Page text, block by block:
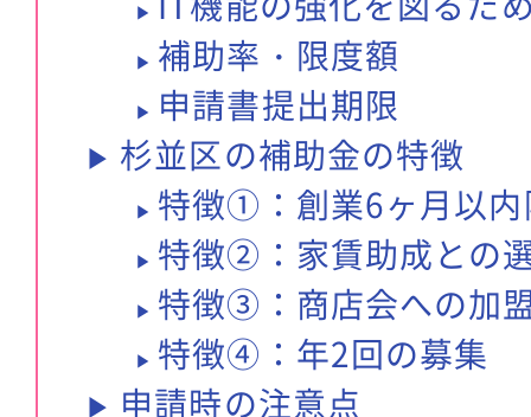
補助率・限度額
申請書提出期限
杉並区の補助金の特徴
特徴①：創業6ヶ月以
特徴②：家賃助成との
特徴③：商店会への加
特徴④：年2回の募集
申請時の注意点